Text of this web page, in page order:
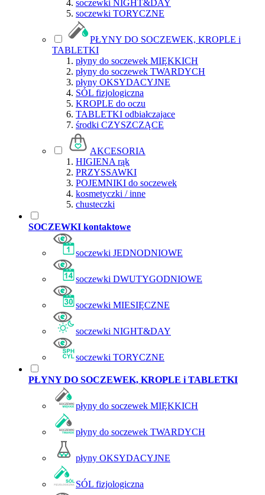
soczewki NIGHT&DAY
soczewki TORYCZNE
PŁYNY DO SOCZEWEK, KROPLE i
TABLETKI
płyny do soczewek MIĘKKICH
płyny do soczewek TWARDYCH
płyny OKSYDACYJNE
SÓL fizjologiczna
KROPLE do oczu
TABLETKI odbiałczajace
środki CZYSZCZĄCE
AKCESORIA
HIGIENA rąk
PRZYSSAWKI
POJEMNIKI do soczewek
kosmetyczki / inne
chusteczki
SOCZEWKI kontaktowe
soczewki JEDNODNIOWE
soczewki DWUTYGODNIOWE
soczewki MIESIĘCZNE
soczewki NIGHT&DAY
soczewki TORYCZNE
PŁYNY DO SOCZEWEK, KROPLE i TABLETKI
płyny do soczewek MIĘKKICH
płyny do soczewek TWARDYCH
płyny OKSYDACYJNE
SÓL fizjologiczna